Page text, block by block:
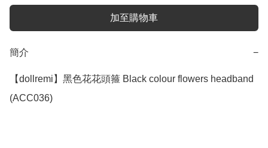
加至購物車
簡介 −
【dollremi】黑色花花頭箍 Black colour flowers headband
(ACC036)